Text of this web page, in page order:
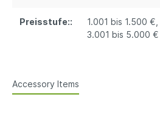
Preisstufe:: 1.001 bis 1.500 €
3.001 bis 5.000 €
Accessory Items